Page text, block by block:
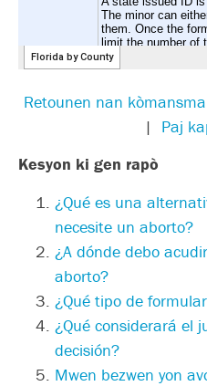
Retounen nan
| Paj
Kesyon ki gen rapò
¿Qué es una
necesite un aborto?
¿A dónde debo
aborto?
¿Qué tipo de
¿Qué considerará el
decisión?
Mwen bezwen yon